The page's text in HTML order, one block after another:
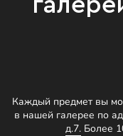
Каждый предмет вы
в нашей галерее по
д.7.Более